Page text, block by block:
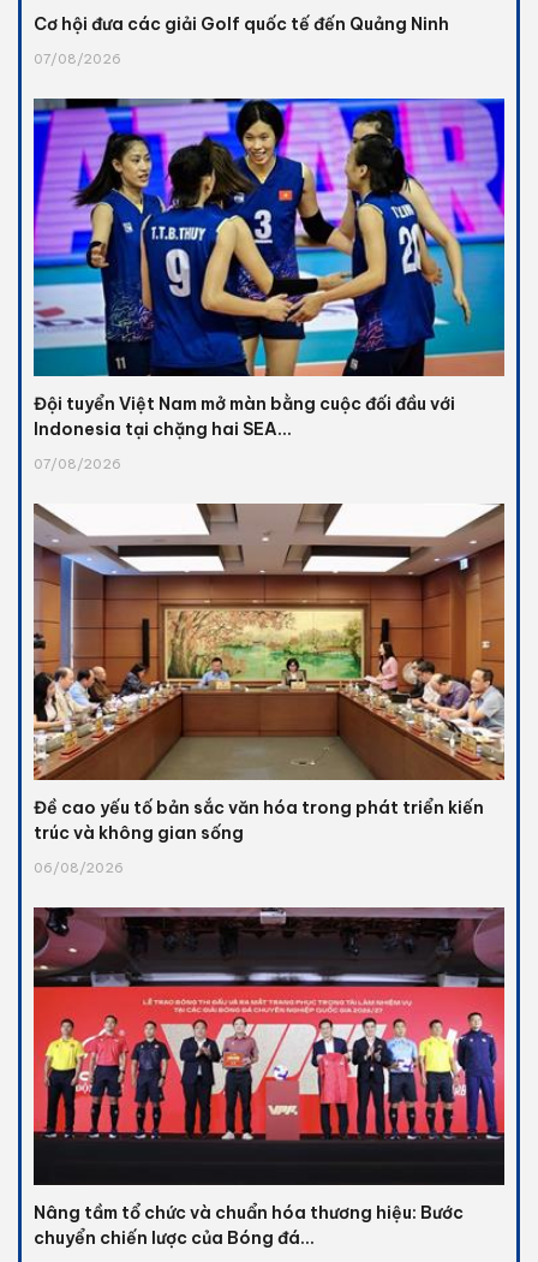
Cơ hội đưa các giải Golf quốc tế đến Quảng Ninh
07/08/2026
Đội tuyển Việt Nam mở màn bằng cuộc đối đầu với
Indonesia tại chặng hai SEA...
07/08/2026
Đề cao yếu tố bản sắc văn hóa trong phát triển kiến
trúc và không gian sống
06/08/2026
Nâng tầm tổ chức và chuẩn hóa thương hiệu: Bước
chuyển chiến lược của Bóng đá...